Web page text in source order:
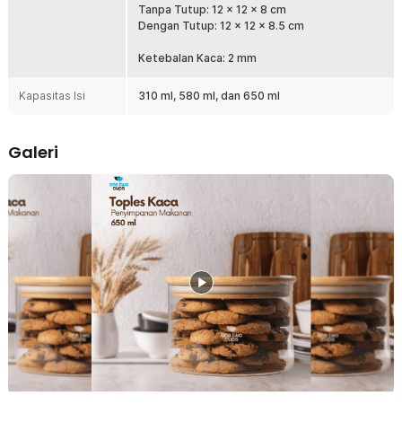
camilan, kacang, pasta, hingga bumbu dapur. Tersedia dalam
banyak pilihan ukuran, Anda juga bisa menggunakan toples untuk
Storage Glass Jar - FJ3
Tanpa Tutup: 12 x 12 x 8 cm
Dengan Tutup: 12 x 12 x 8.5 cm
Ketebalan Kaca: 2 mm
Kapasitas Isi 310 ml, 580 ml, dan 650 ml
Galeri